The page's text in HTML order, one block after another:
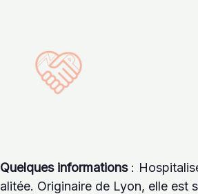
Quelques informations:
alitée. Originaire de Lyon, elle est